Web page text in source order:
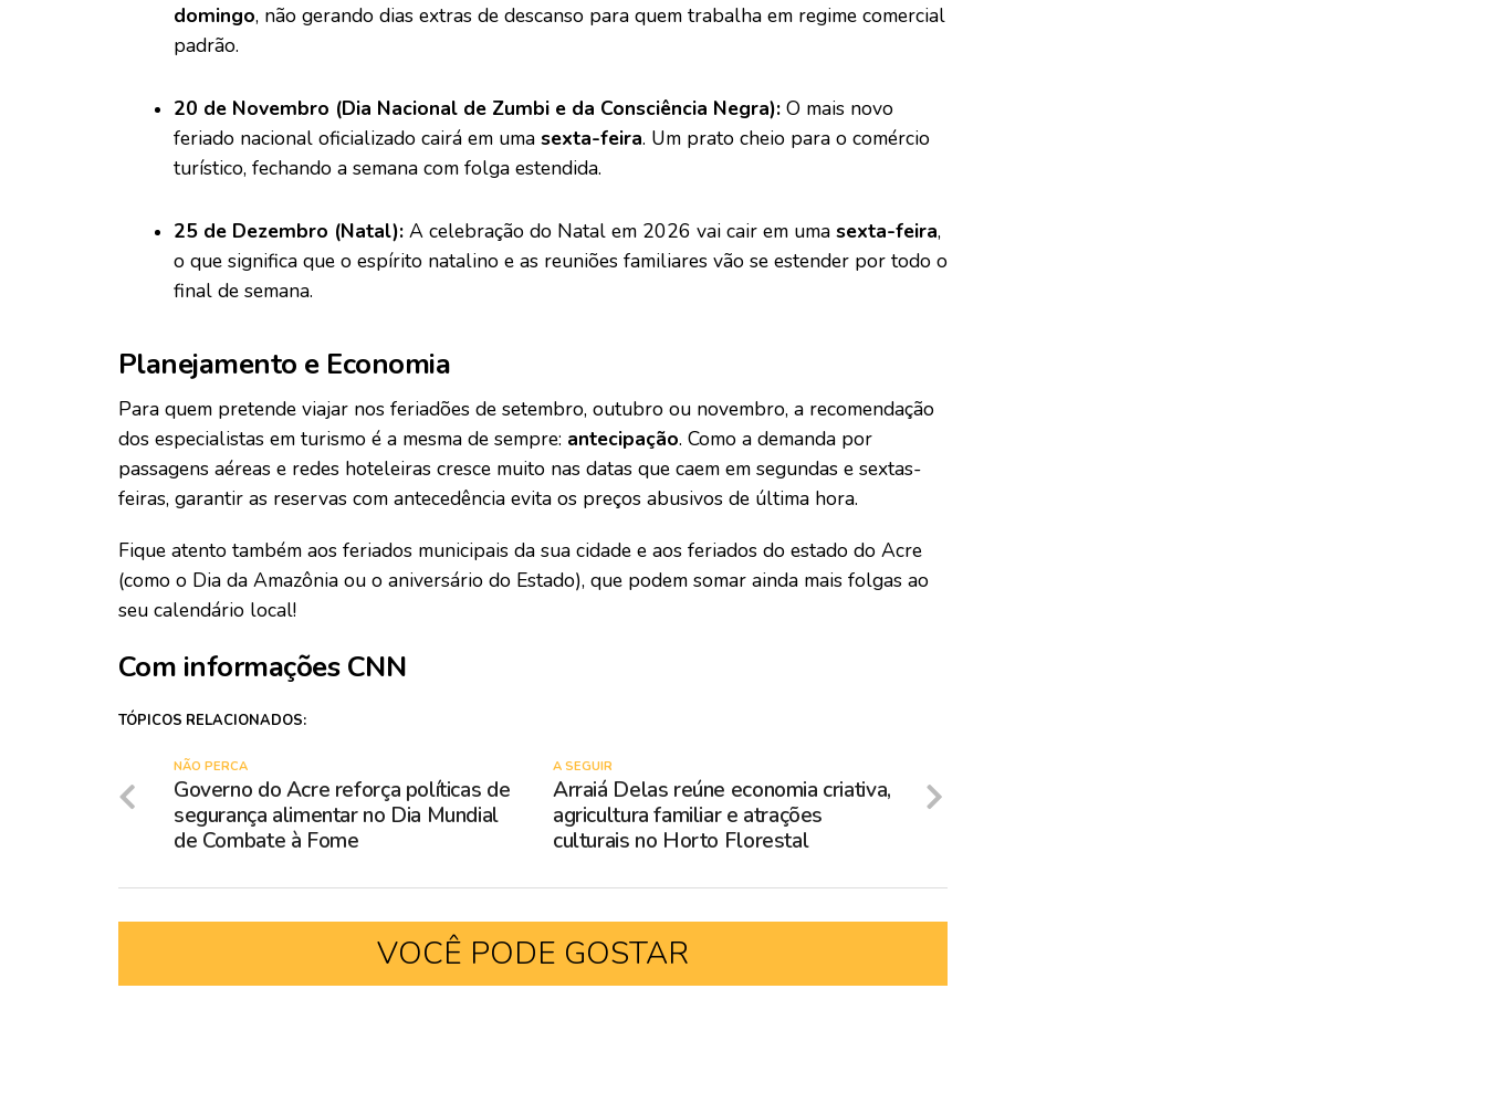
domingo, não gerando dias extras de descanso para quem trabalha em regime comercial
padrão.
20 de Novembro (Dia Nacional de Zumbi e da Consciência Negra): O mais novo
feriado nacional oficializado cairá em uma sexta-feira. Um prato cheio para o comércio
turístico, fechando a semana com folga estendida.
25 de Dezembro (Natal): A celebração do Natal em 2026 vai cair em uma sexta-feira,
o que significa que o espírito natalino e as reuniões familiares vão se estender por todo o
final de semana.
Planejamento e Economia
Para quem pretende viajar nos feriadões de setembro, outubro ou novembro, a recomendação
dos especialistas em turismo é a mesma de sempre: antecipação. Como a demanda por
passagens aéreas e redes hoteleiras cresce muito nas datas que caem em segundas e sextas-
feiras, garantir as reservas com antecedência evita os preços abusivos de última hora.
Fique atento também aos feriados municipais da sua cidade e aos feriados do estado do Acre
(como o Dia da Amazônia ou o aniversário do Estado), que podem somar ainda mais folgas ao
seu calendário local!
Com informações CNN
TÓPICOS RELACIONADOS:
A SEGUIR
Arraiá Delas reúne economia criativa,
agricultura familiar e atrações
culturais no Horto Florestal
NÃO PERCA
Governo do Acre reforça políticas de
segurança alimentar no Dia Mundial
de Combate à Fome
VOCÊ PODE GOSTAR